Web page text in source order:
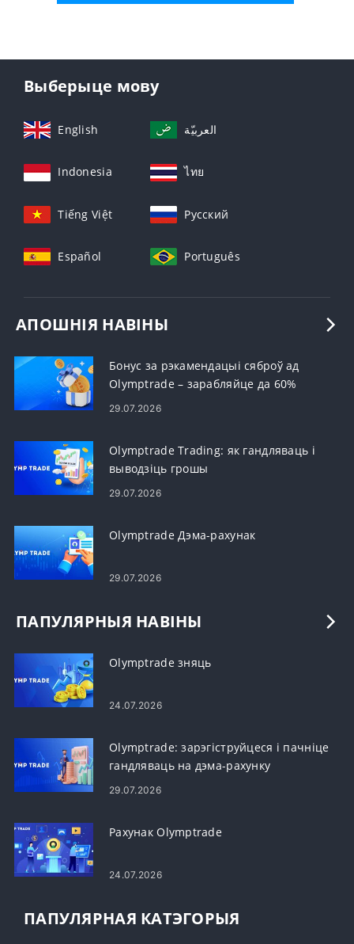
Выберыце мову
English العربيّة
Indonesia ไทย
Tiếng Việt Русский
Español Português
АПОШНІЯ НАВІНЫ
Бонус за рэкамендацыі сяброў ад
Olymptrade – зарабляйце да 60%
камісіі за рэкамендацый
29.07.2026
Olymptrade Trading: як гандляваць і
выводзіць грошы
29.07.2026
Olymptrade Дэма-рахунак
29.07.2026
ПАПУЛЯРНЫЯ НАВІНЫ
Olymptrade зняць
24.07.2026
Olymptrade: зарэгіструйцеся і пачніце
гандляваць на дэма-рахунку
29.07.2026
Рахунак Olymptrade
24.07.2026
ПАПУЛЯРНАЯ КАТЭГОРЫЯ